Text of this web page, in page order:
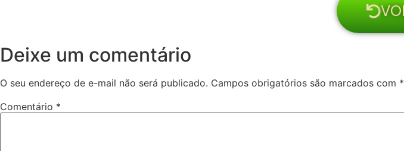
Deixe um comentário
O seu endereço de e-mail não será publicado. Campos obrigatórios são marcados com *
Comentário *